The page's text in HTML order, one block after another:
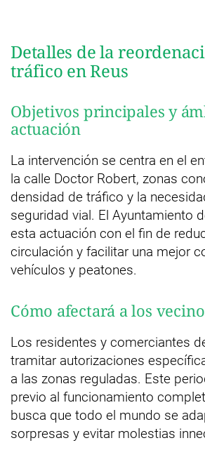
Detalles de la
tráfico en Reus
Objetivos principales y
actuación
La intervención se centra en el
la calle Doctor Robert, zonas
densidad de tráfico y la
seguridad vial. El Ayuntamiento
esta actuación con el fin de
circulación y facilitar una mejor
vehículos y peatones.
Cómo afectará a los
Los residentes y comerciantes
tramitar autorizaciones
a las zonas reguladas. Este
previo al funcionamiento
busca que todo el mundo se
sorpresas y evitar molestias